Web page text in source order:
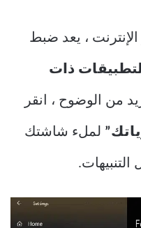
، يعد ضبط
ذات
من الوضوح ، انقر
لملء شاشتك
التنبيهات.